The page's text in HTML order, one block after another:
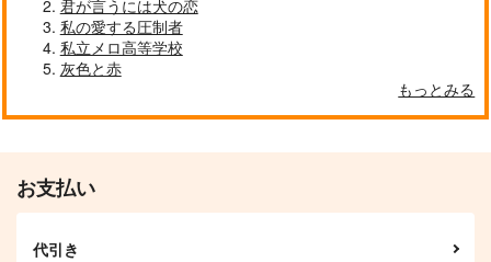
date date date
刀剣男士×審神者
君が言うには犬の恋
私の愛する圧制者
私立メロ高等学校
灰色と赤
もっとみる
お支払い
代引き